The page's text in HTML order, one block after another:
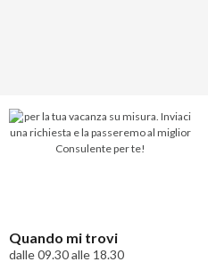
Quando mi trovi
dalle 09.30 alle 18.30